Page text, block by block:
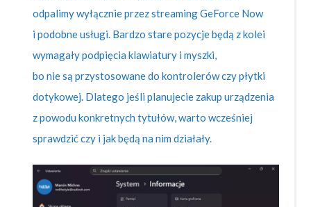
odpalimy wyłącznie przez streaming GeForce Now
i podobne usługi. Bardzo stare pozycje będą z kolei
wymagały podpięcia klawiatury i myszki,
bo nie są przystosowane do kontrolerów czy płytki
dotykowej. Dlatego jeśli planujecie zakup urządzenia
z powodu konkretnych tytułów, warto wcześniej
sprawdzić czy i jak będą na nim działały.